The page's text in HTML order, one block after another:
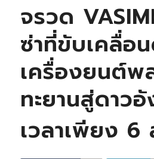
จรวด
ซ่าที่ขับเคลื่อ
เครื่องยนต์พ
ทะยานสู่ดาวอั
เวลาเพียง 6